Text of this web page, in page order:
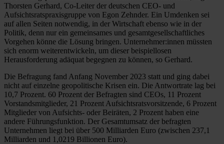
Thorsten Gerhard, Co-Leiter der deutschen CEO- und
Aufsichtsratspraxisgruppe von Egon Zehnder. Ein Umdenken sei
auf allen Seiten notwendig, in der Wirtschaft ebenso wie in der
Politik, denn nur ein gemeinsames und gesamtgesellschaftliches
Vorgehen könne die Lösung bringen. Unternehmer:innen müssten
sich enorm weiterentwickeln, um dieser beispiellosen
Herausforderung adäquat begegnen zu können, so Gerhard.
Die Befragung fand Anfang November 2023 statt und ging dabei
nicht auf einzelne geopolitische Krisen ein. Die Antwortrate lag bei
10,7 Prozent. 60 Prozent der Befragten sind CEOs, 11 Prozent
Vorstandsmitglieder, 21 Prozent Aufsichtsratsvorsitzende, 6 Prozent
Mitglieder von Aufsichts- oder Beiräten, 2 Prozent haben eine
andere Führungsfunktion. Der Gesamtumsatz der befragten
Unternehmen liegt bei über 500 Milliarden Euro (zwischen 237,1
Milliarden und 1,0219 Billionen Euro).